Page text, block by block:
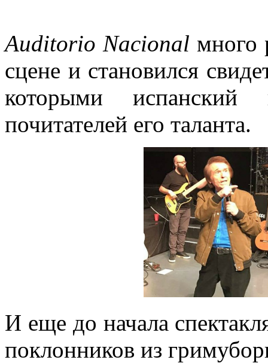
Auditorio Nacional много
сцене и становился
которыми испанский
почитателей его таланта.
И еще до начала
поклонников из